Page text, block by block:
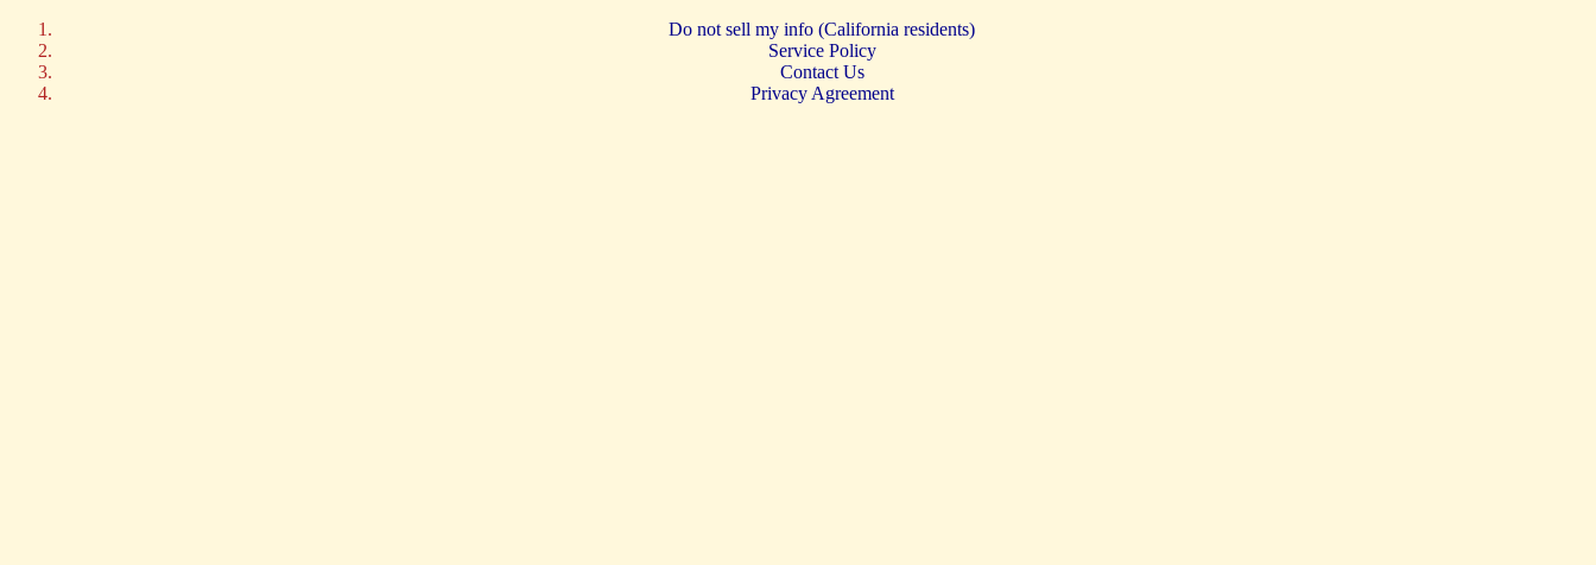
Do not sell my info (California residents)
Service Policy
Contact Us
Privacy Agreement